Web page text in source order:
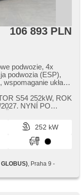
106 893 PLN
podwozie, 4x
podwozia (ESP),
układu
senzory zadní,
czujnik deszczu,
el. składane
immobilizer,
zamek, fotele
tapicerka,
paměť
czujnik
odtwarzacz
S54 252kW,​ ROK
NYNÍ PO
252 kW
, Praha 9 -